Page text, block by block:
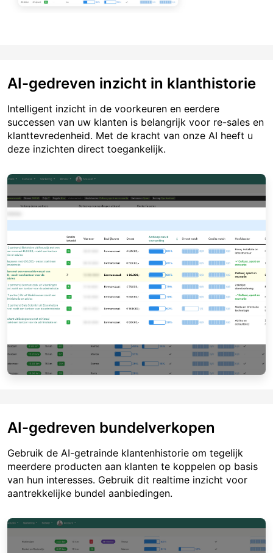
AI-gedreven inzicht in klanthistorie
Intelligent inzicht in de voorkeuren en eerdere
successen van uw klanten is belangrijk voor re-sales en
klanttevredenheid. Met de kracht van onze AI heeft u
deze inzichten direct toegankelijk.
AI-gedreven bundelverkopen
Gebruik de AI-getrainde klantenhistorie om tegelijk
meerdere producten aan klanten te koppelen op basis
van hun interesses. Gebruik dit realtime inzicht voor
aantrekkelijke bundel aanbiedingen.